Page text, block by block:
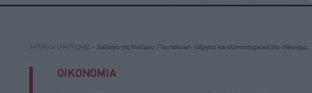
ΟΙΚΟΝΟΜΙΑ ΑΚΙΝΗΤΑ
ΑΡΧΙΚΗ » ΟΙΚΟΝΟΜΙΑ » Διάλογοι της Νισύρου: Γεωπολιτική, ενέργεια και ελληνοτουρκικά στο επίκεντρο
ΟΙΚΟΝΟΜΙΑ